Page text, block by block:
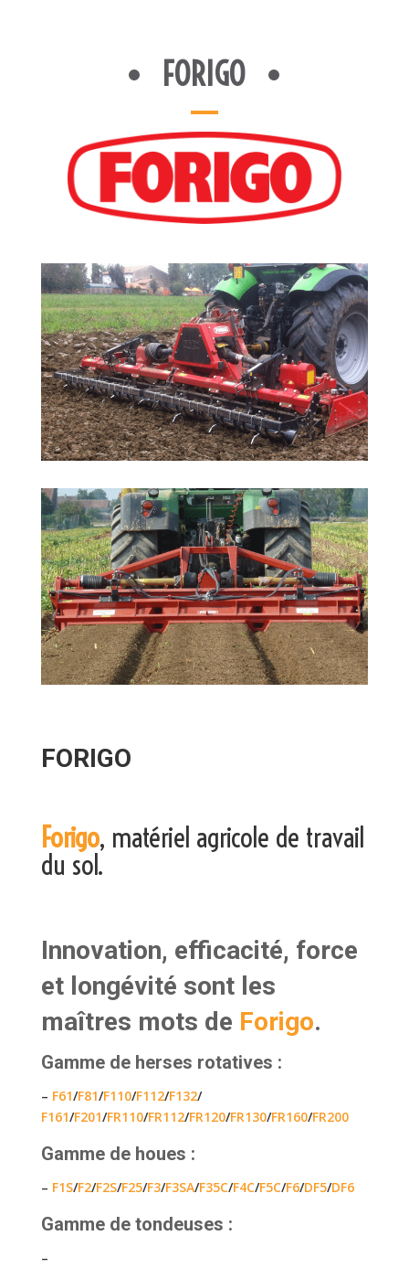
FORIGO
FORIGO
Forigo, matériel agricole de travail
du sol.
Innovation, efficacité, force
et longévité sont les
maîtres mots de Forigo.
Gamme de herses rotatives :
– F61/F81/F110/F112/F132/
F161/F201/FR110/FR112/FR120/FR130/FR160/FR200
Gamme de houes :
– F1S/F2/F2S/F25/F3/F3SA/F35C/F4C/F5C/F6/DF5/DF6
Gamme de tondeuses :
–